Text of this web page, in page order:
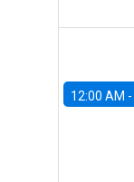
12:00 AM -